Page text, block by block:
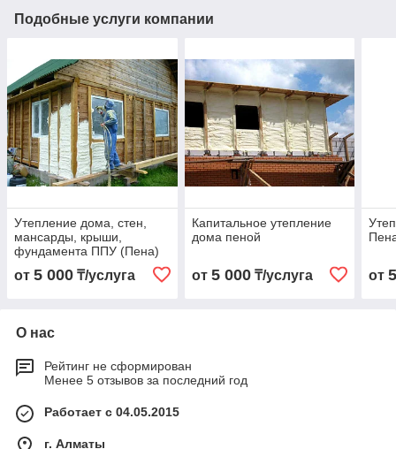
Подобные услуги компании
Утепление дома, стен,
мансарды, крыши,
фундамента ППУ (Пена)
от 5 000 ₸/услуга
Капитальное утепление
дома пеной
от 5 000₸/услуга от
О нас
Рейтинг не сформирован
Менее 5 отзывов за последний год
Работает с 04.05.2015
г. Алматы